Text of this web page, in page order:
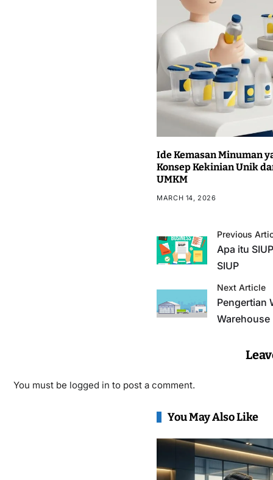
Ide Kemasan Minuman
Konsep Kekinian Unik
UMKM
MARCH 14, 2026
Previous
Apa itu
SIUP
Next Article
Pengertian
Warehouse
You must be logged in to post a comment.
You May Also Like